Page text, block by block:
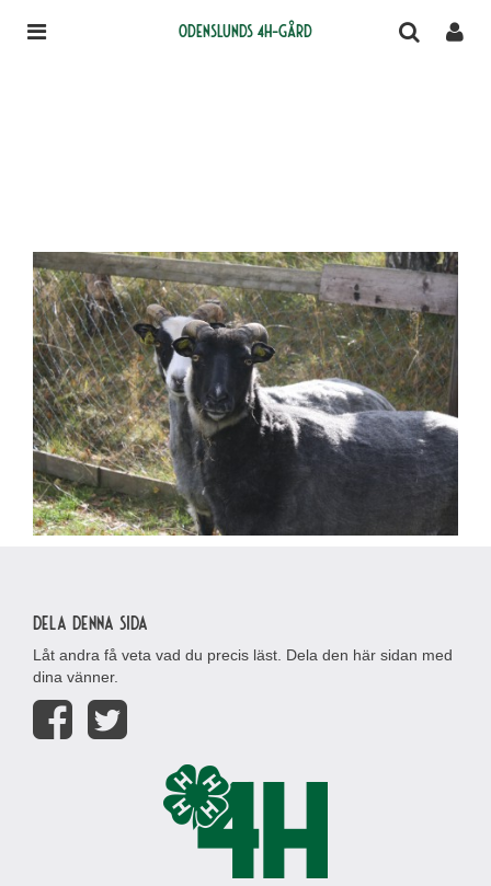
Odenslunds 4H-gård
Dela denna sida
Låt andra få veta vad du precis läst. Dela den här sidan med
dina vänner.